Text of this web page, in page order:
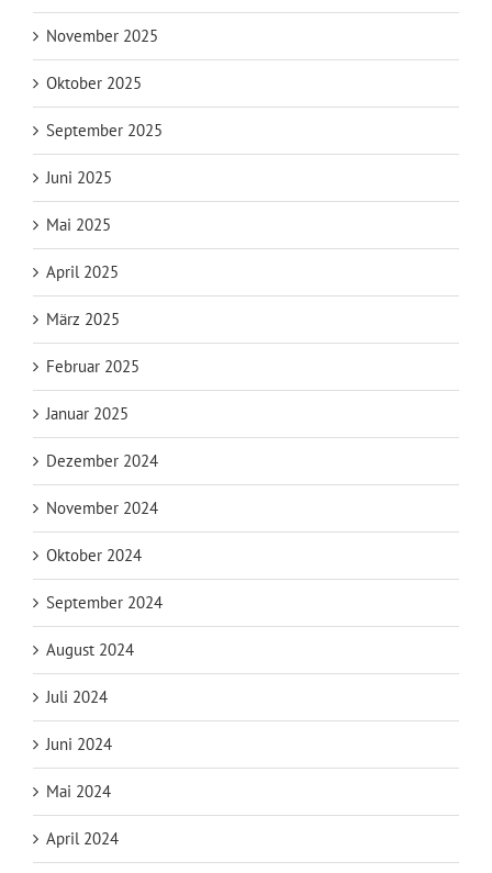
November 2025
Oktober 2025
September 2025
Juni 2025
Mai 2025
April 2025
März 2025
Februar 2025
Januar 2025
Dezember 2024
November 2024
Oktober 2024
September 2024
August 2024
Juli 2024
Juni 2024
Mai 2024
April 2024